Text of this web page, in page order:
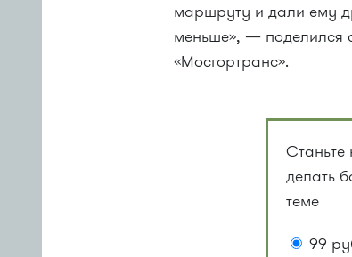
маршруту и дали ему
меньше», — поделился
«Мосгортранс».
делать
теме
99